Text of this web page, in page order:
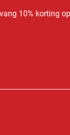
10% korting op